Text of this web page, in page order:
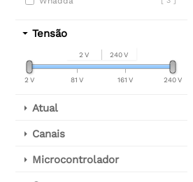
Tensão
2 V 240 V
2 V 240 V
81 V 161 V
Atual
Canais
Microcontrolador